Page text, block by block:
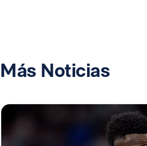
Más Noticias